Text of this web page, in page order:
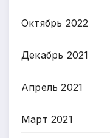
Октябрь 2022
Декабрь 2021
Апрель 2021
Март 2021